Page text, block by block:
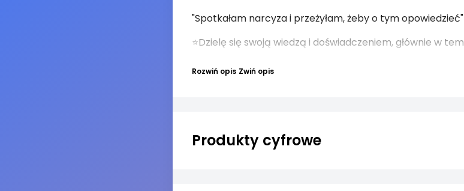
"Spotkałam narcyza i przeżyłam, żeby o tym opowiedzieć"
⭐Dzielę się swoją wiedzą i doświadczeniem, głównie w
Rozwiń opis Zwiń opis
Produkty cyfrowe